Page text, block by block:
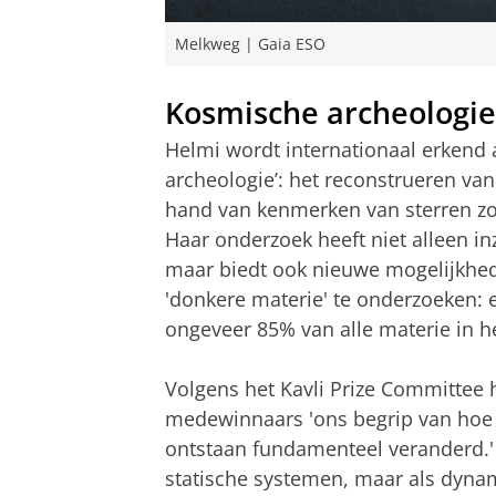
Melkweg | Gaia ESO
Kosmische archeologie
Helmi wordt internationaal erkend
archeologie’: het reconstrueren
hand van kenmerken van sterren
Haar onderzoek heeft niet alleen
maar biedt ook nieuwe
'donkere materie' te onderzoeken:
ongeveer 85% van alle materie in
Volgens het Kavli Prize
medewinnaars 'ons begrip van
ontstaan fundamenteel
statische systemen, maar als